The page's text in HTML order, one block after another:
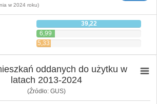
w 2024 roku)
39,22
6,99
5,33
oddanych do użytku w
latach 2013-2024
(Źródło: GUS)